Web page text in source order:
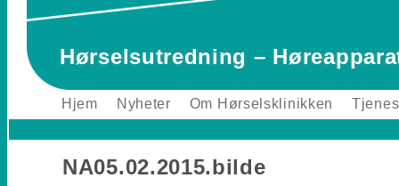
Hørselsutredning –
Main menu
Skip to
Hjem Nyheter Om Hørselsklinikken
NA05.02.2015.bilde